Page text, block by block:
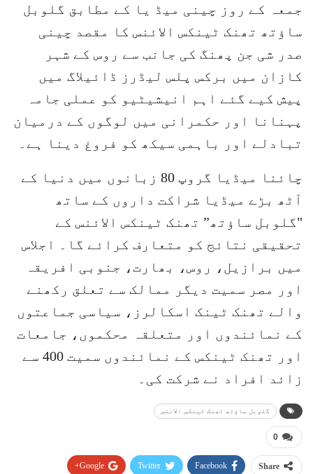
جمعہ کے روز چینی میڈ یا کے مطابق گلوبل
ساؤتھ تھنک ٹینکس الائنس کا مقصد چینی
صدر شی جن پھنگ کی جانب سے روس کے شہر
کازان میں برکس پلس لیڈرز ڈائیلاگ میں
پیش کیے گئے اہم انیشیٹیو کو عملی جامہ
پہنانا اور حکمرانی میں لوگوں کے درمیان
تبادلے اور باہمی سیکھ کو فروغ دینا ہے۔
چائنا میڈیا گروپ 80 زبانوں میں دنیا کے
آٹھ بڑے میڈیا شراکت داروں کے ساتھ
"گلوبل ساؤتھ” تھنک ٹینکس الائنس کے
تحقیقی نتائج کو متعارف کرائے گا۔ اجلاس
میں برازیل، روس، بھارت، جنوبی افریقہ
اور مصر سمیت دیگر ممالک سے تعلق رکھنے
والے تھنک ٹینک اسکالرز، سیاسی جماعتوں
کے نمائندوں اور متعلقہ محکموں، جامعات
اور تھنک ٹینکس کے نمائندوں سمیت 400 سے
زائد افراد نے شرکت کی۔
گلوبل ساؤتھ تھنک ٹینکس الائنس
0
Share
Facebook
Twitter
Google+